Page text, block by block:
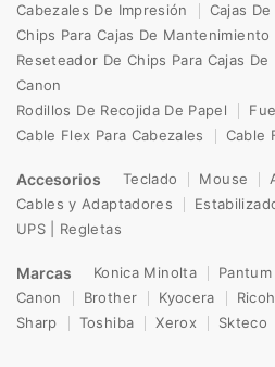
Cabezales De Impresión
Cajas
Chips Para Cajas De Mantenimiento
Reseteador De Chips Para Cajas
Canon
Rodillos De Recojida De Papel
Cable Flex Para Cabezales
Cable
Accesorios Teclado Mouse
Cables y Adaptadores
UPS | Regletas
Marcas Konica Minolta Pantum
Canon
Brother Kyocera Ricoh
Sharp
Toshiba Xerox Skteco